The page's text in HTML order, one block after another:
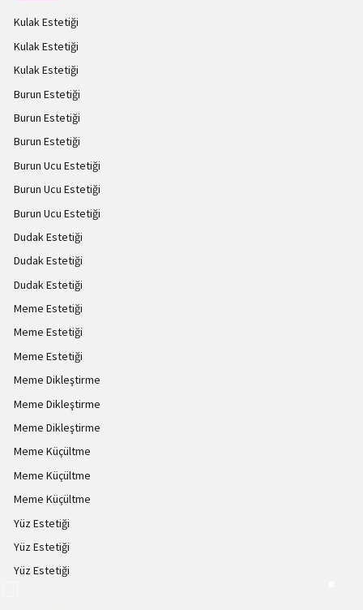
Kulak Estetiği
Kulak Estetiği
Kulak Estetiği
Burun Estetiği
Burun Estetiği
Burun Estetiği
Burun Ucu Estetiği
Burun Ucu Estetiği
Burun Ucu Estetiği
Dudak Estetiği
Dudak Estetiği
Dudak Estetiği
Meme Estetiği
Meme Estetiği
Meme Estetiği
Meme Dikleştirme
Meme Dikleştirme
Meme Dikleştirme
Meme Küçültme
Meme Küçültme
Meme Küçültme
Yüz Estetiği
Yüz Estetiği
Yüz Estetiği